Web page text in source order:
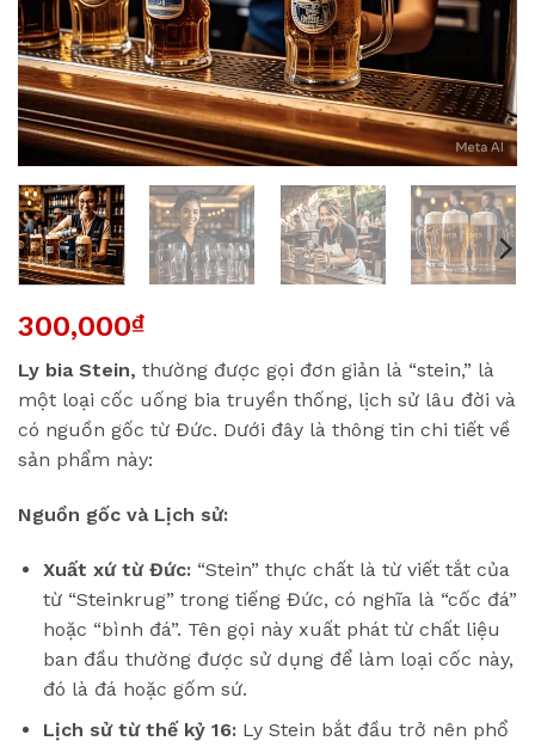
300,000₫
Ly bia Stein, thường được gọi đơn giản là “stein,” là
một loại cốc uống bia truyền thống, lịch sử lâu đời và
có nguồn gốc từ Đức. Dưới đây là thông tin chi tiết về
sản phẩm này:
Nguồn gốc và Lịch sử:
Xuất xứ từ Đức:“Stein” thực chất là từ viết tắt của
từ “Steinkrug” trong tiếng Đức, có nghĩa là “cốc đá”
hoặc “bình đá”. Tên gọi này xuất phát từ chất liệu
ban đầu thường được sử dụng để làm loại cốc này,
đó là đá hoặc gốm sứ.
Lịch sử từ thế kỷ 16:Ly Stein bắt đầu trở nên phổ